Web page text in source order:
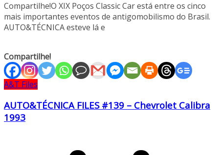
Compartilhe!O XIX Poços Classic Car está entre os cinco
mais importantes eventos de antigomobilismo do Brasil.
AUTO&TÉCNICA esteve lá e
Compartilhe!
A&T Files
AUTO&TÉCNICA FILES #139 – Chevrolet Calibra
1993